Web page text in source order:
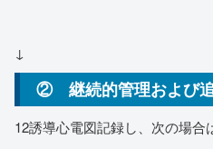
↓
② 継続的管理および
12誘導心電図記録し、次の場合